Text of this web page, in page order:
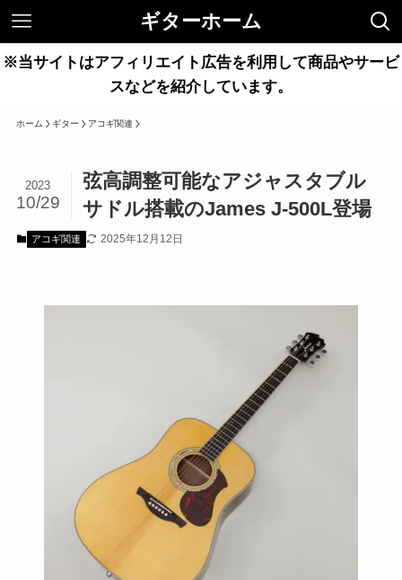
ギターホーム
※当サイトはアフィリエイト広告を利用して商品やサービ
スなどを紹介しています。
ホーム ギター アコギ関連
弦高調整可能なアジャスタブル
サドル搭載のJames J-500L登場
2023
10/29
アコギ関連 2025年12月12日